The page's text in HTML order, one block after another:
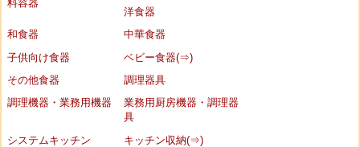
料容器
洋食器
和食器
中華食器
子供向け食器
ベビー食器(⇒)
その他食器
調理器具
調理機器・業務用機器
業務用厨房機器・調理器
具
システムキッチン
キッチン収納(⇒)